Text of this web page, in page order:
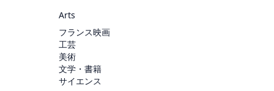
Arts
フランス映画
工芸
美術
文学・書籍
サイエンス